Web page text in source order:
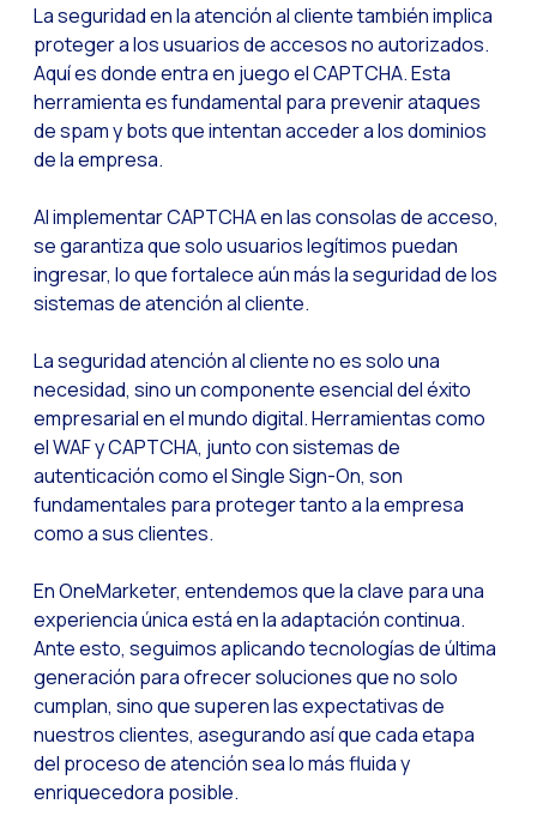
Ampliando
Trazabilidad de
Adelantarse a las
Humanizando las
Estudio Clientes
Recapitulación de
Social CX: La
Somos Business
¡Prueba Gratuita!
La seguridad en la atención al cliente también implica
proteger a los usuarios de accesos no autorizados.
Aquí es donde entra en juego el CAPTCHA. Esta
herramienta es fundamental para prevenir ataques
de spam y bots que intentan acceder a los dominios
de la empresa.
Al implementar CAPTCHA en las consolas de acceso,
se garantiza que solo usuarios legítimos puedan
ingresar, lo que fortalece aún más la seguridad de los
sistemas de atención al cliente.
La seguridad atención al clienteno es solo una
necesidad, sino un componente esencial del éxito
empresarial en el mundo digital. Herramientas como
el WAF y CAPTCHA, junto con sistemas de
autenticación como el Single Sign-On, son
fundamentales para proteger tanto a la empresa
como a sus clientes.
En OneMarketer, entendemos que la clave para una
experiencia única está en la adaptación continua.
Ante esto, seguimos aplicando tecnologías de última
generación para ofrecer soluciones que no solo
cumplan, sino que superen las expectativas de
nuestros clientes, asegurando así que cada etapa
del proceso de atención sea lo más fluida y
enriquecedora posible.